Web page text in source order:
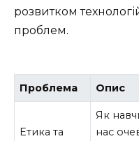
розвитком
проблем.
Проблема Опис
Етика та
Як
нас